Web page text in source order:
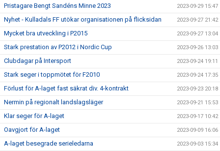
Pristagare Bengt Sandéns Minne 2023 2023-09-29 15:47
Nyhet - Kulladals FF utökar organisationen på flicksidan 2023-09-27 21:42
Mycket bra utveckling i P2015 2023-09-27 13:04
Stark prestation av P2012 i Nordic Cup 2023-09-26 13:03
Clubdagar på Intersport 2023-09-24 19:11
Stark seger i toppmötet för F2010 2023-09-24 17:35
Förlust för A-laget fast säkrat div. 4-kontrakt 2023-09-23 20:18
Nermin på regionalt landslagsläger 2023-09-21 15:53
Klar seger för A-laget 2023-09-17 10:42
Oavgjort för A-laget 2023-09-09 16:06
A-laget besegrade serieledarna 2023-09-03 15:34